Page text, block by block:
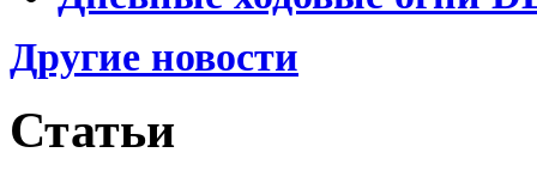
Другие новости
Статьи